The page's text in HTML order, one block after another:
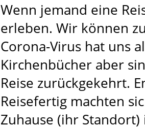
Wenn jemand eine
erleben. Wir können
Corona-Virus hat uns
Kirchenbücher aber
Reise zurückgekehrt.
Reisefertig machten
Zuhause (ihr